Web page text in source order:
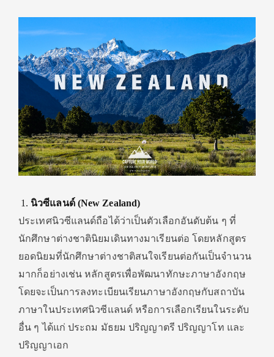
นิวซีแลนด์ (New Zealand)
ประเทศนิวซีแลนด์ถือได้ว่าเป็นตัวเลือกอันดับต้น ๆ ที่
นักศึกษาต่างชาตินิยมเดินทางมาเรียนต่อ โดยหลักสูตร
ยอดนิยมที่นักศึกษาต่างชาติสนใจเรียนต่อกันเป็นจำนวน
มากก็อย่างเช่น หลักสูตรเพื่อพัฒนาทักษะภาษาอังกฤษ
โดยจะเป็นการลงทะเบียนเรียนภาษาอังกฤษกับสถาบัน
ภาษาในประเทศนิวซีแลนด์ หรือการเลือกเรียนในระดับ
อื่น ๆ ได้แก่ ประถม มัธยม ปริญญาตรี ปริญญาโท และ
ปริญญาเอก